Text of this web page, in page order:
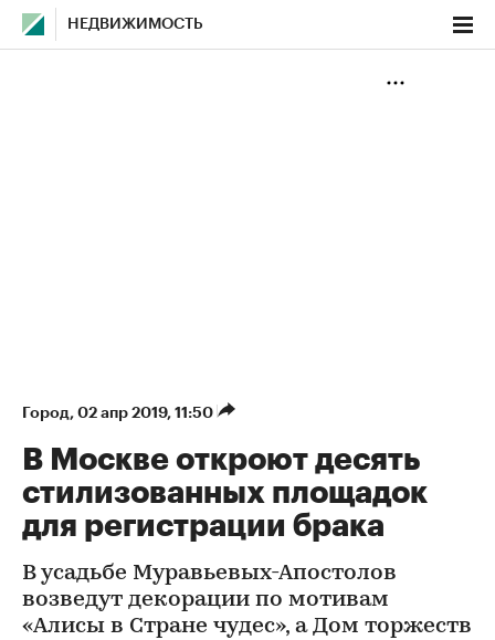
НЕДВИЖИМОСТЬ
Город⁠, 02 апр 2019, 11:50
В Москве откроют десять
стилизованных площадок
для регистрации брака
В усадьбе Муравьевых-Апостолов
возведут декорации по мотивам
«Алисы в Стране чудес», а Дом торжеств